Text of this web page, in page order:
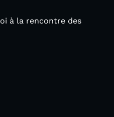
à la rencontre des